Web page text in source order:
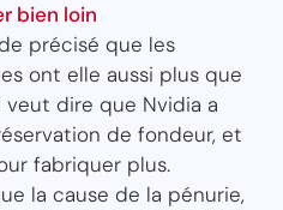
bien loin
précisé que les
ont elle aussi plus que
dire que Nvidia a
de fondeur, et
fabriquer plus.
la cause de la pénurie,